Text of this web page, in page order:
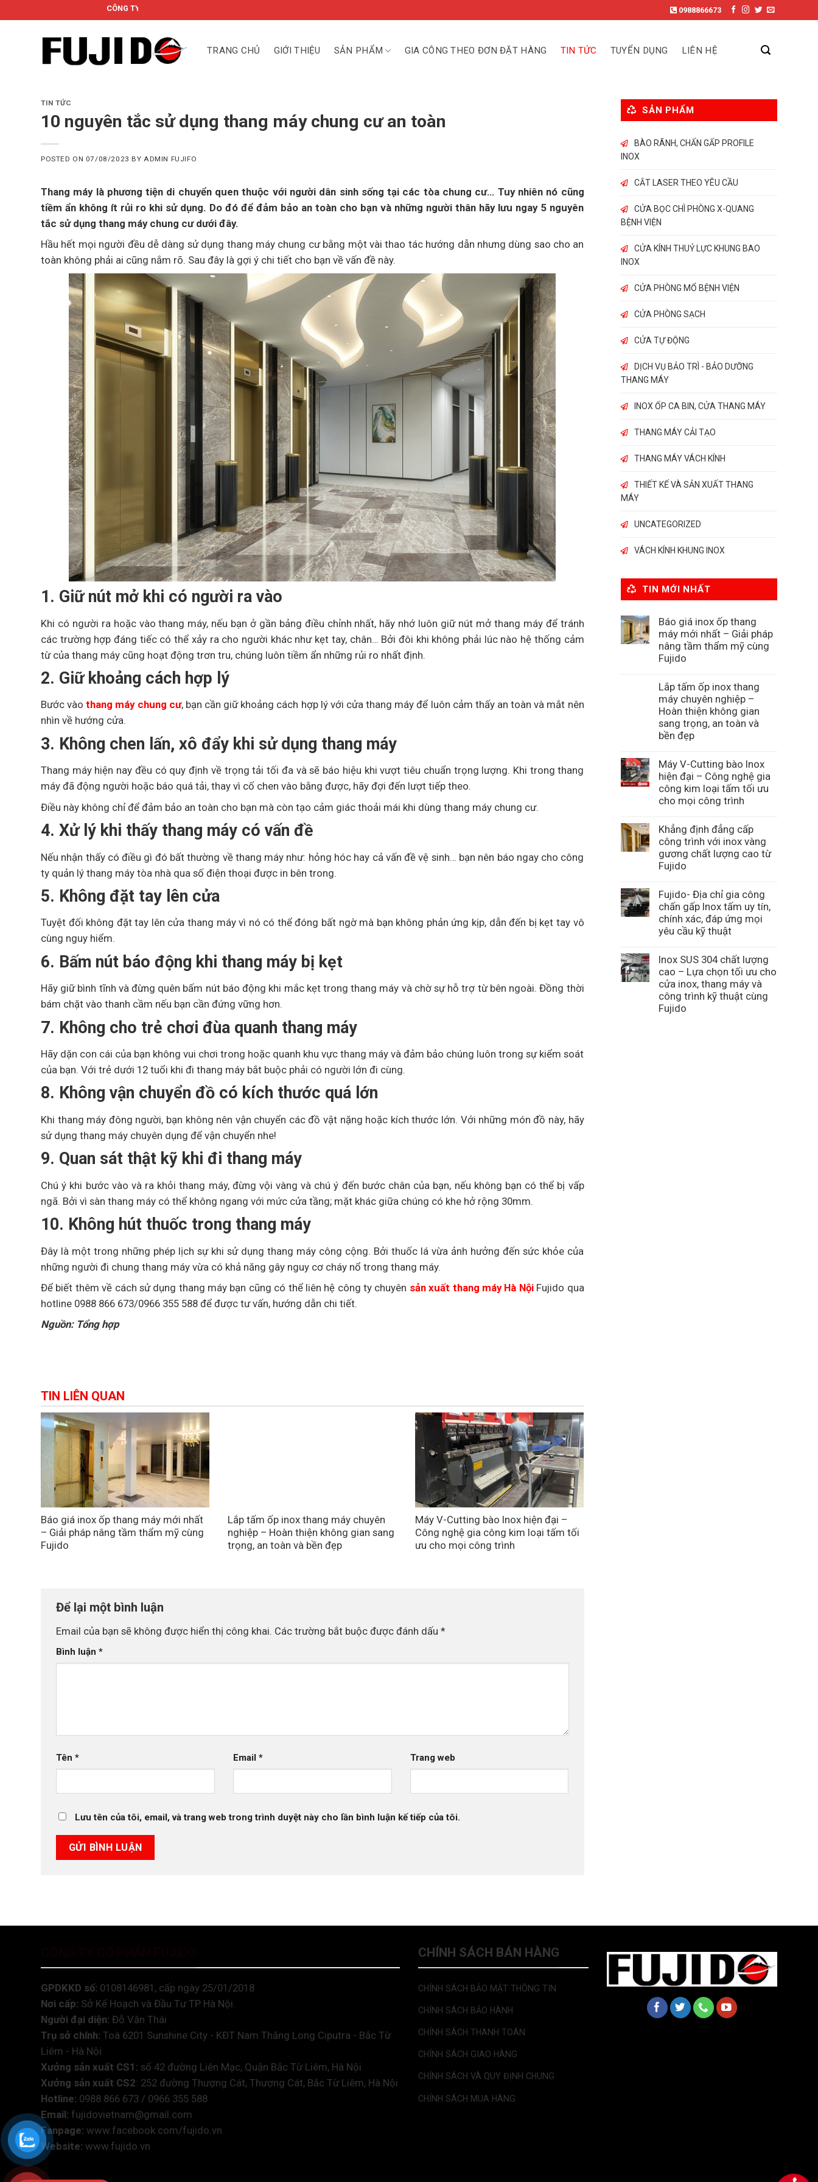
to
CÔNG TY CỔ PHẦN FUJIDO 0988866673
TRANG CHỦ GIỚI THIỆU SẢN PHẨM GIA CÔNG THEO ĐƠN ĐẶT HÀNG TIN TỨC TUYỂN DỤNG LIÊN HỆ
TIN TỨC
10 nguyên tắc sử dụng thang máy chung cư an toàn
POSTED ON 07/08/2023 BYADMIN FUJIFO
Thang máy là phương tiện di chuyển quen thuộc với người dân sinh sống tại các tòa chung cư… Tuy nhiên nó cũng
tiềm ẩn không ít rủi ro khi sử dụng. Do đó để đảm bảo an toàn cho bạn và những người thân hãy lưu ngay 5 nguyên
tắc sử dụng thang máy chung cư dưới đây.
Hầu hết mọi người đều dễ dàng sử dụng thang máy chung cư bằng một vài thao tác hướng dẫn nhưng dùng sao cho an
toàn không phải ai cũng nắm rõ. Sau đây là gợi ý chi tiết cho bạn về vấn đề này.
1. Giữ nút mở khi có người ra vào
Khi có người ra hoặc vào thang máy, nếu bạn ở gần bảng điều chỉnh nhất, hãy nhớ luôn giữ nút mở thang máy để tránh
các trường hợp đáng tiếc có thể xảy ra cho người khác như kẹt tay, chân… Bởi đôi khi không phải lúc nào hệ thống cảm
từ của thang máy cũng hoạt động trơn tru, chúng luôn tiềm ẩn những rủi ro nhất định.
2. Giữ khoảng cách hợp lý
Bước vàothang máy chung cư, bạn cần giữ khoảng cách hợp lý với cửa thang máy để luôn cảm thấy an toàn và mắt nên
nhìn về hướng cửa.
3. Không chen lấn, xô đẩy khi sử dụng thang máy
Thang máy hiện nay đều có quy định về trọng tải tối đa và sẽ báo hiệu khi vượt tiêu chuẩn trọng lượng. Khi trong thang
máy đã động người hoặc báo quá tải, thay vì cố chen vào bằng được, hãy đợi đến lượt tiếp theo.
Điều này không chỉ để đảm bảo an toàn cho bạn mà còn tạo cảm giác thoải mái khi dùng thang máy chung cư.
4. Xử lý khi thấy thang máy có vấn đề
Nếu nhận thấy có điều gì đó bất thường về thang máy như: hỏng hóc hay cả vấn đề vệ sinh… bạn nên báo ngay cho công
ty quản lý thang máy tòa nhà qua số điện thoại được in bên trong.
5. Không đặt tay lên cửa
Tuyệt đối không đặt tay lên cửa thang máy vì nó có thể đóng bất ngờ mà bạn không phản ứng kịp, dẫn đến bị kẹt tay vô
cùng nguy hiểm.
6. Bấm nút báo động khi thang máy bị kẹt
Hãy giữ bình tĩnh và đừng quên bấm nút báo động khi mắc kẹt trong thang máy và chờ sự hỗ trợ từ bên ngoài. Đồng thời
bám chặt vào thanh cầm nếu bạn cần đứng vững hơn.
7. Không cho trẻ chơi đùa quanh thang máy
Hãy dặn con cái của bạn không vui chơi trong hoặc quanh khu vực thang máy và đảm bảo chúng luôn trong sự kiểm soát
của bạn. Với trẻ dưới 12 tuổi khi đi thang máy bắt buộc phải có người lớn đi cùng.
8. Không vận chuyển đồ có kích thước quá lớn
Khi thang máy đông người, bạn không nên vận chuyển các đồ vật nặng hoặc kích thước lớn. Với những món đồ này, hãy
sử dụng thang máy chuyên dụng để vận chuyển nhe!
9. Quan sát thật kỹ khi đi thang máy
Chú ý khi bước vào và ra khỏi thang máy, đừng vội vàng và chú ý đến bước chân của bạn, nếu không bạn có thể bị vấp
ngã. Bởi vì sàn thang máy có thể không ngang với mức cửa tầng; mặt khác giữa chúng có khe hở rộng 30mm.
10. Không hút thuốc trong thang máy
Đây là một trong những phép lịch sự khi sử dụng thang máy công cộng. Bởi thuốc lá vừa ảnh hưởng đến sức khỏe của
những người đi chung thang máy vừa có khả năng gây nguy cơ cháy nổ trong thang máy.
Để biết thêm về cách sử dụng thang máy bạn cũng có thể liên hệ công ty chuyên sản xuất thang máy Hà NộiFujido qua
hotline 0988 866 673/0966 355 588 để được tư vấn, hướng dẫn chi tiết.
Nguồn: Tổng hợp
TIN LIÊN QUAN
Báo giá inox ốp thang máy mới nhất
– Giải pháp nâng tầm thẩm mỹ cùng
Fujido
Lắp tấm ốp inox thang máy chuyên
nghiệp – Hoàn thiện không gian sang
trọng, an toàn và bền đẹp
Máy V-Cutting bào Inox hiện đại –
Công nghệ gia công kim loại tấm tối
ưu cho mọi công trình
Để lại một bình luận
Email của bạn sẽ không được hiển thị công khai. Các trường bắt buộc được đánh dấu *
Bình luận *
Tên * Email * Trang web
Lưu tên của tôi, email, và trang web trong trình duyệt này cho lần bình luận kế tiếp của tôi.
SẢN PHẨM
BÀO RÃNH, CHẤN GẤP PROFILE
INOX
CẮT LASER THEO YÊU CẦU
CỬA BỌC CHÌ PHÒNG X-QUANG
BỆNH VIỆN
CỬA KÍNH THUỶ LỰC KHUNG BAO
INOX
CỬA PHÒNG MỔ BỆNH VIỆN
CỬA PHÒNG SẠCH
CỬA TỰ ĐỘNG
DỊCH VỤ BẢO TRÌ - BẢO DƯỠNG
THANG MÁY
INOX ỐP CA BIN, CỬA THANG MÁY
THANG MÁY CẢI TẠO
THANG MÁY VÁCH KÍNH
THIẾT KẾ VÀ SẢN XUẤT THANG
MÁY
UNCATEGORIZED
VÁCH KÍNH KHUNG INOX
TIN MỚI NHẤT
Báo giá inox ốp thang
máy mới nhất – Giải pháp
nâng tầm thẩm mỹ cùng
Fujido
Lắp tấm ốp inox thang
máy chuyên nghiệp –
Hoàn thiện không gian
sang trọng, an toàn và
bền đẹp
Máy V-Cutting bào Inox
hiện đại – Công nghệ gia
công kim loại tấm tối ưu
cho mọi công trình
Khẳng định đẳng cấp
công trình với inox vàng
gương chất lượng cao từ
Fujido
Fujido- Địa chỉ gia công
chấn gấp Inox tấm uy tín,
chính xác, đáp ứng mọi
yêu cầu kỹ thuật
Inox SUS 304 chất lượng
cao – Lựa chọn tối ưu cho
cửa inox, thang máy và
công trình kỹ thuật cùng
Fujido
GPDKKD số: 0108146981, cấp ngày 25/01/2018
Nơi cấp: Sở Kế Hoạch và Đầu Tư TP Hà Nội.
Người đại diện: Đỗ Văn Thái
Trụ sở chính: Toà 6201 Sunshine City - KĐT Nam Thăng Long Ciputra - Bắc Từ
Liêm - Hà Nội
Xưởng sản xuất CS1: số 42 đường Liên Mạc, Quận Bắc Từ Liêm, Hà Nội
Xưởng sản xuất CS2: 252 đường Thượng Cát, Thượng Cát, Bắc Từ Liêm, Hà Nội
Hotline: 0988 866 673 / 0966 355 588
Email: fujidovietnam@gmail.com
Fanpage: www.facebook.com/fujido.vn
Website: www.fujido.vn
CHÍNH SÁCH BÁN HÀNG
CHÍNH SÁCH BẢO MẬT THÔNG TIN
CHÍNH SÁCH BẢO HÀNH
CHÍNH SÁCH THANH TOÁN
CHÍNH SÁCH GIAO HÀNG
CHÍNH SÁCH VÀ QUY ĐỊNH CHUNG
CHÍNH SÁCH MUA HÀNG